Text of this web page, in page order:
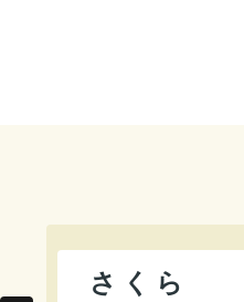
さくら